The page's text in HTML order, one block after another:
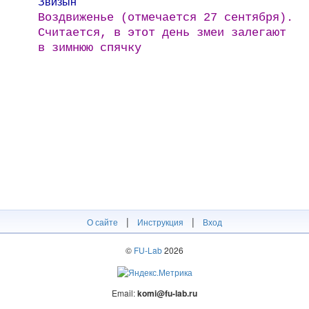
Воздвиженье (отмечается 27 сентября).
Считается, в этот день змеи залегают
в зимнюю спячку
О сайте | Инструкция | Вход
© FU-Lab2026
Email:komi@fu-lab.ru